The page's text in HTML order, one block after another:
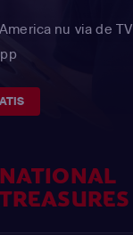
nu via de TV
NATIONAL
TREASURES